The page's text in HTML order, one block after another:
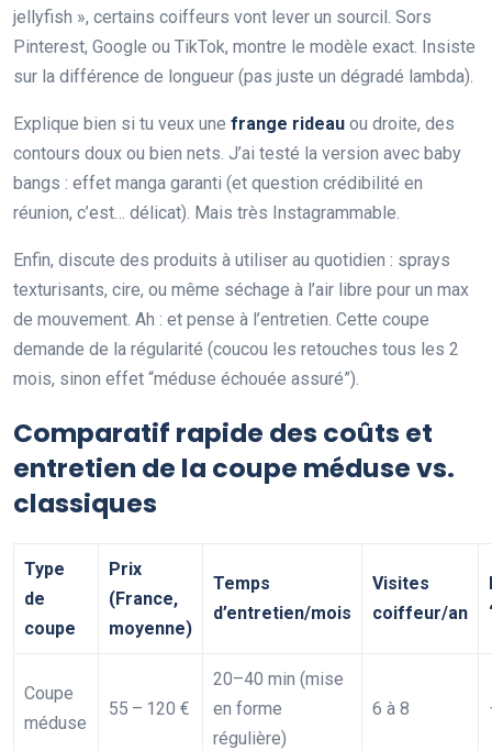
jellyfish », certains coiffeurs vont lever un sourcil. Sors
Pinterest, Google ou TikTok, montre le modèle exact. Insiste
sur la différence de longueur (pas juste un dégradé lambda).
Explique bien si tu veux une frange rideau ou droite, des
contours doux ou bien nets. J’ai testé la version avec baby
bangs : effet manga garanti (et question crédibilité en
réunion, c’est… délicat). Mais très Instagrammable.
Enfin, discute des produits à utiliser au quotidien : sprays
texturisants, cire, ou même séchage à l’air libre pour un max
de mouvement. Ah : et pense à l’entretien. Cette coupe
demande de la régularité (coucou les retouches tous les 2
mois, sinon effet “méduse échouée assuré”).
Comparatif rapide des coûts et
entretien de la coupe méduse vs.
classiques
Type
de
coupe
Prix
(France,
moyenne)
Temps
d’entretien/mois
Visites
coiffeur/an
Coupe
méduse
55 – 120 €
20–40 min (mise
en forme
régulière)
6 à 8